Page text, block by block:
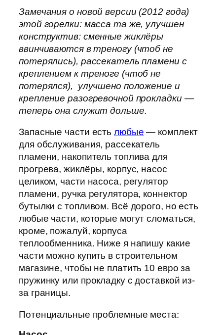
Замечания о новой версии (2012 года)
этой горелки: масса та же, улучшен
конструктив: сменные жиклёры
ввинчиваются в треногу (чтоб не
потерялись), рассекатель пламени с
креплением к треноге (чтоб не
потерялся), улучшено положение и
крепление разогревочной прокладки —
теперь она служит дольше.
Запасные части есть любые — комплект
для обслуживания, рассекатель
пламени, накопитель топлива для
прогрева, жиклёры, корпус, насос
целиком, части насоса, регулятор
пламени, ручка регулятора, коннектор
бутылки с топливом. Всё дорого, но есть
любые части, которые могут сломаться,
кроме, пожалуй, корпуса
теплообменника. Ниже я напишу какие
части можно купить в строительном
магазине, чтобы не платить 10 евро за
пружинку или прокладку с доставкой из-
за границы.
Потенциальные проблемные места: